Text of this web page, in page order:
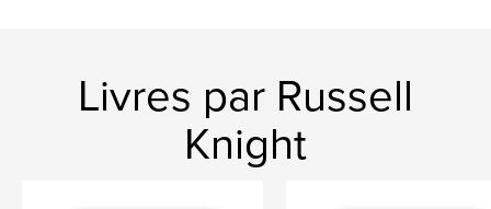
Livres par Russell
Knight